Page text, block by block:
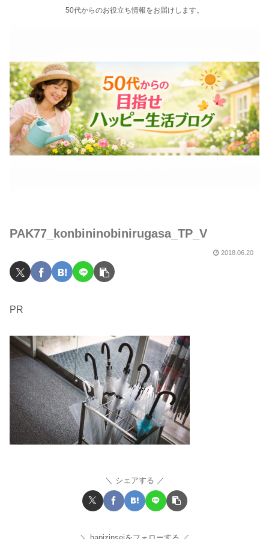
50代からのお役立ち情報をお届けします。
PAK77_konbininobinirugasa_TP_V
2018.06.20
PR
シェアする